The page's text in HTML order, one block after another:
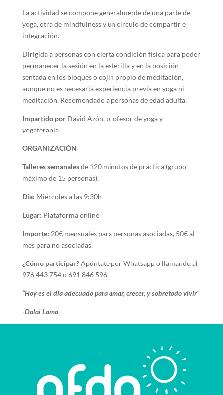
La actividad se compone generalmente de una parte de
yoga, otra de mindfulness y un circulo de compartir e
integración.
Dirigida a personas con cierta condición física para poder
permanecer la sesión en la esterilla y en la posición
sentada en los bloques o cojín propio de meditación,
aunque no es necesaria experiencia previa en yoga ni
meditación. Recomendado a personas de edad adulta.
Impartido porDavid Azón, profesor de yoga y
yogaterapia.
ORGANIZACIÓN
Talleres semanalesde 120 minutos de práctica (grupo
máximo de 15 personas).
Día: Miércoles a las 9:30h
Lugar: Plataforma online
Importe: 20€ mensuales para personas asociadas, 50€ al
mes para no asociadas.
¿Cómo participar?Apúntate por Whatsapp o llamando al
976 443 754 o 691 846 596.
“Hoy es el día adecuado para amar, crecer, y sobretodo vivir”
-Dalai Lama